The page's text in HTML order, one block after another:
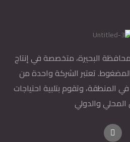
البحيرة، متخصصة في إنتاج
تعتبر الشركة واحدة من
المنطقة، وتقوم بتلبية احتياجات
والدولي